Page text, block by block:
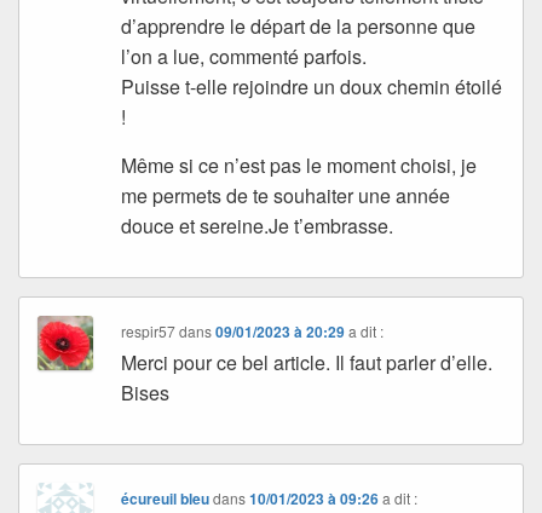
d’apprendre le départ de la personne que
l’on a lue, commenté parfois.
Puisse t-elle rejoindre un doux chemin étoilé
!
Même si ce n’est pas le moment choisi, je
me permets de te souhaiter une année
douce et sereine.Je t’embrasse.
respir57dans09/01/2023 à 20:29 a dit :
Merci pour ce bel article. Il faut parler d’elle.
Bises
écureuil bleudans10/01/2023 à 09:26 a dit :